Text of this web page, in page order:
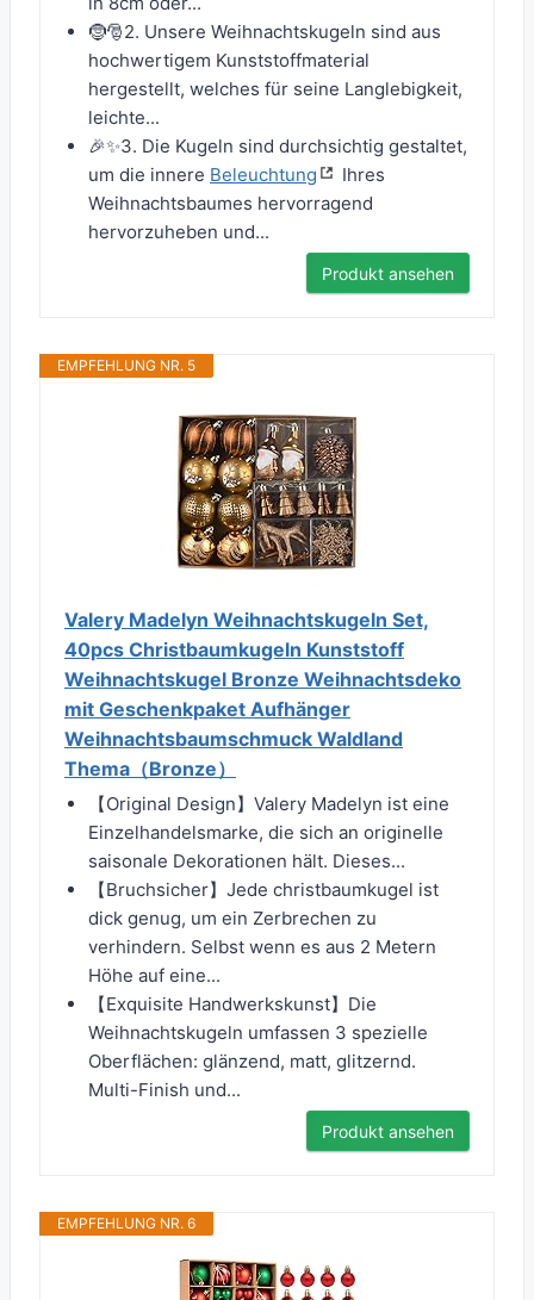
🤶🎅2. Unsere Weihnachtskugeln sind aus
hochwertigem Kunststoffmaterial
hergestellt, welches für seine Langlebigkeit,
leichte...
🎉✨3. Die Kugeln sind durchsichtig gestaltet,
um die innere Beleuchtung
Ihres
Weihnachtsbaumes hervorragend
hervorzuheben und...
Produkt ansehen
EMPFEHLUNG NR. 5
Valery Madelyn Weihnachtskugeln Set,
40pcs Christbaumkugeln Kunststoff
Weihnachtskugel Bronze Weihnachtsdeko
mit Geschenkpaket Aufhänger
Weihnachtsbaumschmuck Waldland
Thema（Bronze）
【Original Design】Valery Madelyn ist eine
Einzelhandelsmarke, die sich an originelle
saisonale Dekorationen hält. Dieses...
【Bruchsicher】Jede christbaumkugel ist
dick genug, um ein Zerbrechen zu
verhindern. Selbst wenn es aus 2 Metern
Höhe auf eine...
【Exquisite Handwerkskunst】Die
Weihnachtskugeln umfassen 3 spezielle
Oberflächen: glänzend, matt, glitzernd.
Multi-Finish und...
Produkt ansehen
EMPFEHLUNG NR. 6